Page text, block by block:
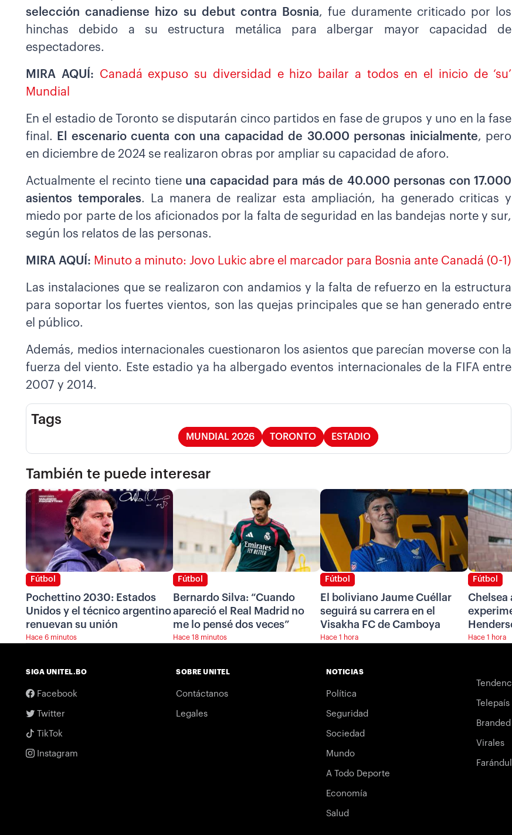
selección canadiense hizo su debutcontra Bosnia, fue duramente criticado por los
hinchas debido a su estructura metálica para albergar mayor capacidad de
espectadores.
MIRA AQUÍ: Canadá expuso su diversidad e hizo bailar a todos en el inicio de ‘su’
Mundial
En el estadio de Toronto se disputarán cinco partidos en fase de grupos y uno en la fase
final.
El escenariocuenta con una capacidad de 30.000 personas inicialmente, pero
en diciembre de 2024 se realizaron obras por ampliar su capacidad de aforo.
Actualmente el recinto tiene una capacidad para más de 40.000 personas con 17.000
asientos temporales. La manera de realizar esta ampliación, ha generado criticas y
miedo por parte de los aficionados por la falta de seguridad en las bandejas norte y sur,
según los relatos de las personas.
MIRA AQUÍ: Minuto a minuto: Jovo Lukic abre el marcador para Bosnia ante Canadá (0-1)
Las instalaciones que se realizaron con andamios y la falta de refuerzo en la estructura
para soportar los fuertes vientos, son las quejas principales que se han generado entre
el público.
Además, medios internacionales cuestionaron los asientos que parecían moverse con la
fuerza del viento. Este estadio ya ha albergado eventos internacionales de la FIFA entre
2007 y 2014.
Tags
MUNDIAL 2026 TORONTO ESTADIO
También te puede interesar
Fútbol
Pochettino 2030: Estados
Unidos y el técnico argentino
renuevan su unión
Hace 6 minutos
Fútbol
Bernardo Silva: “Cuando
apareció el Real Madrid no
me lo pensé dos veces”
Hace 18 minutos
Fútbol
El boliviano Jaume Cuéllar
seguirá su carrera en el
Visakha FC de Camboya
Hace 1 hora
Fútbol
Chelsea
Hace 1 hora
SIGA UNITEL.BO
Facebook
Twitter
TikTok
Instagram
SOBRE UNITEL
Contáctanos
Legales
NOTICIAS
Política
Seguridad
Sociedad
Mundo
A Todo Deporte
Economía
Salud
Virales